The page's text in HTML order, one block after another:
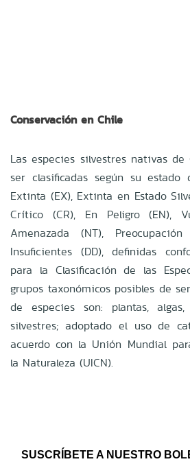
Conservación en Chile
Las especies silvestres nativas de
ser clasificadas según su estado
Extinta (EX), Extinta en Estado
Crítico (CR), En Peligro (EN),
Amenazada (NT),
Insuficientes (DD), definidas
para la Clasificación de las
grupos taxonómicos posibles de
de especies son: plantas,
silvestres; adoptado el uso de
acuerdo con la Unión Mundial
la Naturaleza (UICN).
SUSCRÍBETE A NUESTRO